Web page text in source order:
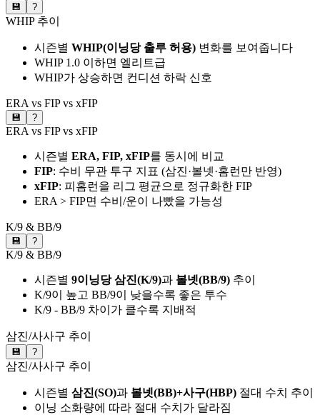
💾 ?
WHIP 추이
시즌별 WHIP(이닝당 출루 허용) 변화를 보여줍니다
WHIP 1.0 이하면 엘리트급
WHIP가 상승하면 컨디션 하락 신호
ERA vs FIP vs xFIP
💾 ?
ERA vs FIP vs xFIP
시즌별 ERA, FIP, xFIP를 동시에 비교
FIP: 수비 무관 투구 지표 (삼진·볼넷·홈런만 반영)
xFIP: 피홈런을 리그 평균으로 정규화한 FIP
ERA > FIP면 수비/운이 나빴을 가능성
K/9 & BB/9
💾 ?
K/9 & BB/9
시즌별 9이닝당 삼진(K/9)과 볼넷(BB/9) 추이
K/9이 높고 BB/9이 낮을수록 좋은 투수
K/9 - BB/9 차이가 클수록 지배적
삼진/사사구 추이
💾 ?
삼진/사사구 추이
시즌별 삼진(SO)과 볼넷(BB)+사구(HBP) 절대 수치 추이
이닝 소화량에 따라 절대 수치가 달라짐